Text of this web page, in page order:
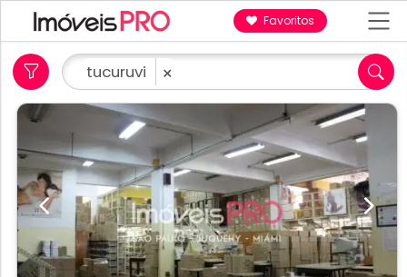
Favoritos
tucuruvi ×
Previous Next